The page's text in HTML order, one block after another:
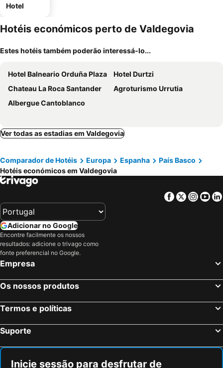
Hotel
Hotéis económicos perto de Valdegovia
Estes hotéis também poderão interessá-lo...
Hotel Balneario Orduña Plaza
Hotel Durtzi
Chateau La Roca Santander
Agroturismo Urrutia
Albergue Cantoblanco
Ver todas as estadias em Valdegovia
Comparador de Hotéis Europa Espanha
País Basco
Hotéis económicos em Valdegovia
Facebook
Twitter
Adicionar no Google
Encontre facilmente os nossos
resultados: adicione o trivago como
fonte preferencial no Google.
Empresa
Os nossos produtos
Termos e políticas
Suporte
Inicie sessão para desfrutar de